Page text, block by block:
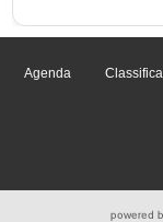
Agenda